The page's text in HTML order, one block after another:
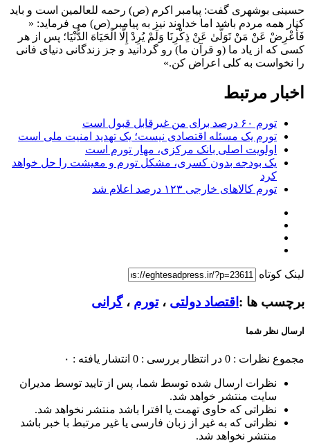
حسینی بوشهری گفت: پیامبر اکرم (ص) رحمه للعالمین است و باید
کنار همه مردم باشد اما خداوند نیز به پیامبر (ص) می فرماید: «
فَأَعْرِضْ عَنْ مَنْ تَوَلَّیٰ عَنْ ذِکْرِنَا وَلَمْ یُرِدْ إِلَّا الْحَیَاهَ الدُّنْیَا؛ پس از هر
کسی که از یاد ما (و قرآن ما) رو گردانید و جز زندگانی دنیای فانی
را نخواست به کلی اعراض کن.»
اخبار مرتبط
تورم ۶۰ درصد برای من غیرقابل قبول است
تورم یک مسئله اقتصادی نیست؛ یک تهدید امنیت ملی است
اولویت اصلی بانک مرکزی، مهار تورم است
یک بودجه بدون کسری، مشکل تورم و معیشت را حل خواهد
کرد
تورم کالاهای خارجی ۱۲۳ درصد اعلام شد
لینک کوتاه
برچسب ها : اقتصاد دولتی ،تورم ،گرانی
ارسال نظر شما
مجموع نظرات : 0 در انتظار بررسی : 0 انتشار یافته : ۰
نظرات ارسال شده توسط شما، پس از تایید توسط مدیران
سایت منتشر خواهد شد.
نظراتی که حاوی تهمت یا افترا باشد منتشر نخواهد شد.
نظراتی که به غیر از زبان فارسی یا غیر مرتبط با خبر باشد
منتشر نخواهد شد.